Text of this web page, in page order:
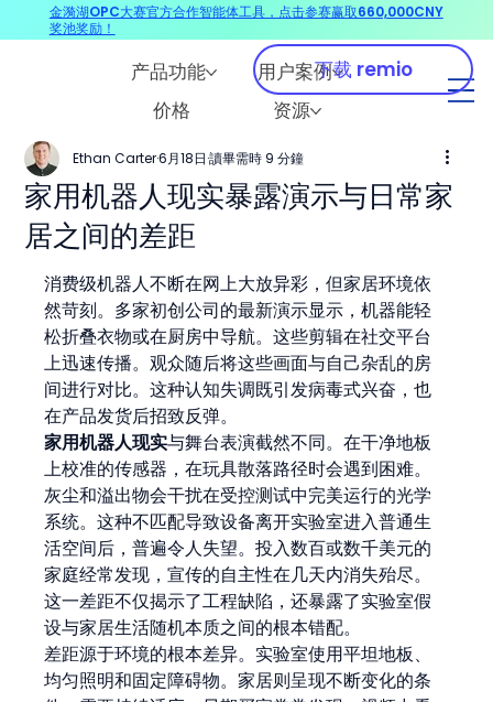
产品功能
用户案例
价格
资源
下载 remio
家用机器人现实暴露演示与日常家
居之间的差距
Ethan Carter6月18日 讀畢需時 9 分鐘
消费级机器人不断在网上大放异彩，但家居环境依
然苛刻。多家初创公司的最新演示显示，机器能轻
松折叠衣物或在厨房中导航。这些剪辑在社交平台
上迅速传播。观众随后将这些画面与自己杂乱的房
间进行对比。这种认知失调既引发病毒式兴奋，也
在产品发货后招致反弹。
家用机器人现实与舞台表演截然不同。在干净地板
上校准的传感器，在玩具散落路径时会遇到困难。
灰尘和溢出物会干扰在受控测试中完美运行的光学
系统。这种不匹配导致设备离开实验室进入普通生
活空间后，普遍令人失望。投入数百或数千美元的
家庭经常发现，宣传的自主性在几天内消失殆尽。
这一差距不仅揭示了工程缺陷，还暴露了实验室假
设与家居生活随机本质之间的根本错配。
差距源于环境的根本差异。实验室使用平坦地板、
均匀照明和固定障碍物。家居则呈现不断变化的条
金漪湖OPC大赛官方合作智能体工具，点击参赛赢取660,000CNY
奖池奖励！